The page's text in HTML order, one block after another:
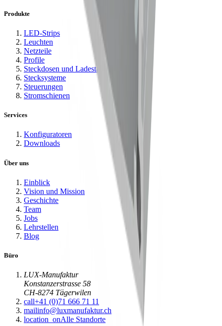
Produkte
LED-Strips
Leuchten
Netzteile
Profile
Steckdosen und Ladestationen
Stecksysteme
Steuerungen
Stromschienen
Services
Konfiguratoren
Downloads
Über uns
Einblick
Vision und Mission
Geschichte
Team
Jobs
Lehrstellen
Blog
Büro
LUX-Manufaktur
Konstanzerstrasse 58
CH-8274 Tägerwilen
call+41 (0)71 666 71 11
mailinfo@luxmanufaktur.ch
location_onAlle Standorte